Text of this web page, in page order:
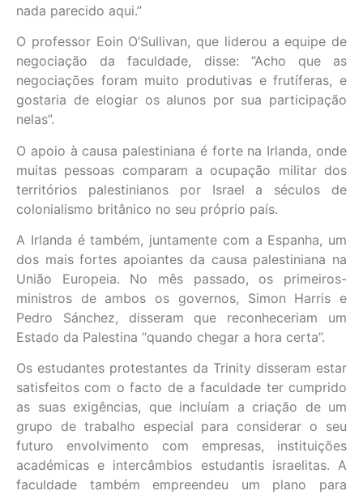
nada parecido aqui.”
O professor Eoin O’Sullivan, que liderou a equipe de
negociação da faculdade, disse: “Acho que as
negociações foram muito produtivas e frutíferas, e
gostaria de elogiar os alunos por sua participação
nelas”.
O apoio à causa palestiniana é forte na Irlanda, onde
muitas pessoas comparam a ocupação militar dos
territórios palestinianos por Israel a séculos de
colonialismo britânico no seu próprio país.
A Irlanda é também, juntamente com a Espanha, um
dos mais fortes apoiantes da causa palestiniana na
União Europeia. No mês passado, os primeiros-
ministros de ambos os governos, Simon Harris e
Pedro Sánchez, disseram que reconheceriam um
Estado da Palestina “quando chegar a hora certa”.
Os estudantes protestantes da Trinity disseram estar
satisfeitos com o facto de a faculdade ter cumprido
as suas exigências, que incluíam a criação de um
grupo de trabalho especial para considerar o seu
futuro envolvimento com empresas, instituições
académicas e intercâmbios estudantis israelitas. A
faculdade também empreendeu um plano para